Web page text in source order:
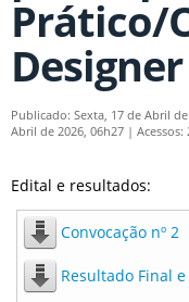
Prático/
Publicado: Sexta, 17 de Abril
Abril de 2026, 06h27 | Acessos:
Edital e resultados:
Convocação nº 2
Resultado Final